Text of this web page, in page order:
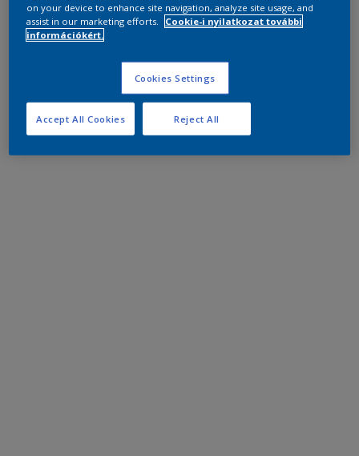
on your device to enhance site navigation, analyze site usage, and
assist in our marketing efforts.
Cookie-i nyilatkozat további
információkért.
Cookies Settings
Reject All
Accept All Cookies